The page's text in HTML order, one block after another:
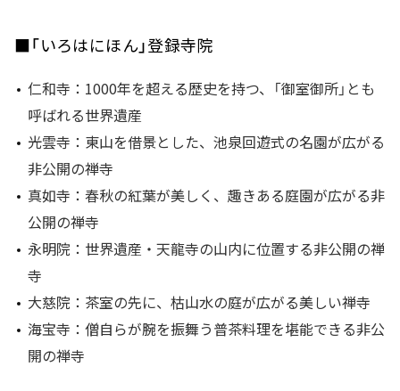
■「いろはにほん」登録寺院
仁和寺：1000年を超える歴史を持つ、「御室御所」とも
呼ばれる世界遺産
光雲寺：東山を借景とした、池泉回遊式の名園が広がる
非公開の禅寺
真如寺：春秋の紅葉が美しく、趣きある庭園が広がる非
公開の禅寺
永明院：世界遺産・天龍寺の山内に位置する非公開の禅
寺
大慈院：茶室の先に、枯山水の庭が広がる美しい禅寺
海宝寺：僧自らが腕を振舞う普茶料理を堪能できる非公
開の禅寺